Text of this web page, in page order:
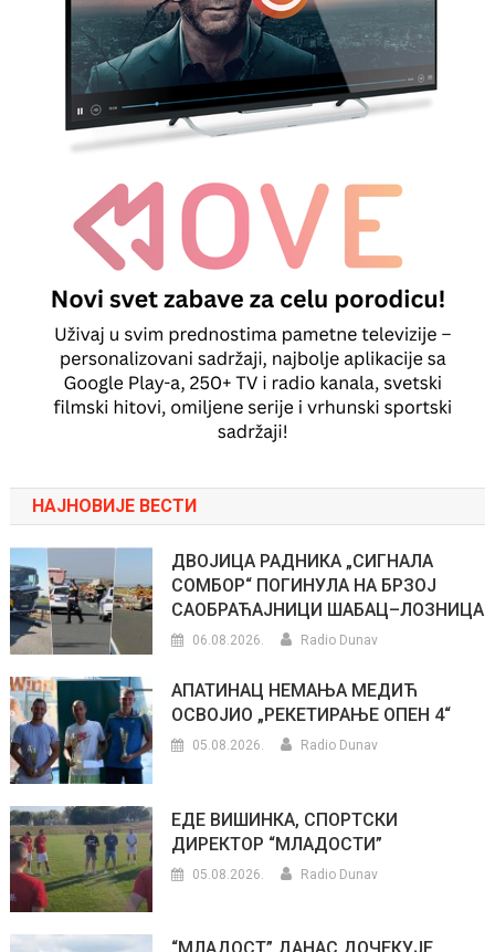
НАЈНОВИЈЕ ВЕСТИ
ДВОЈИЦА РАДНИКА „СИГНАЛА
СОМБОР“ ПОГИНУЛА НА БРЗОЈ
САОБРАЋАЈНИЦИ ШАБАЦ–ЛОЗНИЦА
06.08.2026. Radio Dunav
АПАТИНАЦ НЕМАЊА МЕДИЋ
ОСВОЈИО „РЕКЕТИРАЊЕ ОПЕН 4“
05.08.2026. Radio Dunav
ЕДЕ ВИШИНКА, СПОРТСКИ
ДИРЕКТОР “МЛАДОСТИ”
05.08.2026. Radio Dunav